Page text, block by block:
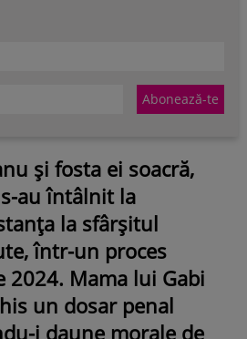
și fosta ei soacră,
au întâlnit la
la sfârșitul
într-un proces
2024. Mama lui Gabi
un dosar penal
i daune morale de